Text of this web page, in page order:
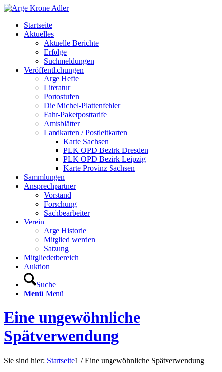
Startseite
Aktuelles
Aktuelle Berichte
Erfolge
Suchmeldungen
Veröffentlichungen
Arge Hefte
Literatur
Portostufen
Die Michel-Plattenfehler
Fahr-Paketposttarife
Amtsblätter
Landkarten / Postleitkarten
Karte Sachsen
PLK OPD Bezirk Dresden
PLK OPD Bezirk Leipzig
Karte Provinz Sachsen
Sammlungen
Ansprechpartner
Vorstand
Forschung
Sachbearbeiter
Verein
Arge Historie
Mitglied werden
Satzung
Mitgliederbereich
Auktion
Suche
Menü Menü
Eine ungewöhnliche
Spätverwendung
Sie sind hier: Startseite1 / Eine ungewöhnliche Spätverwendung